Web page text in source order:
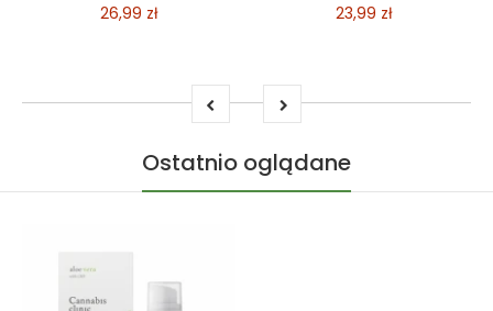
26,99 zł 23,99 zł
Ostatnio oglądane